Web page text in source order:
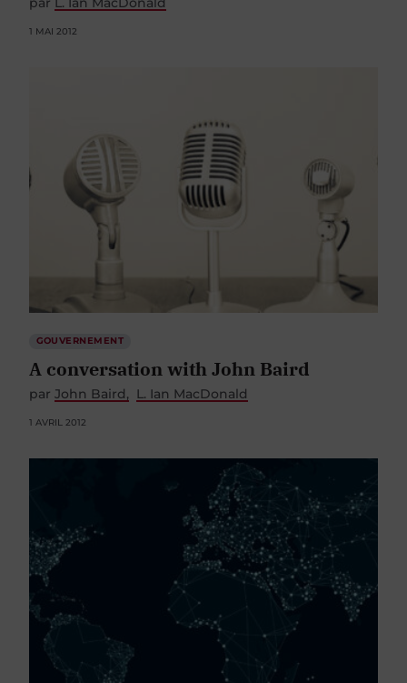
1 MAI 2012
GOUVERNEMENT
A conversation with John Baird
par John Baird L. Ian MacDonald
1 AVRIL 2012